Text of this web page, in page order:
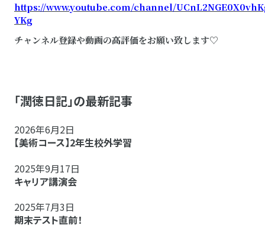
https://www.youtube.com/channel/
YKg
チャンネル登録や動画の高評価をお願い致します♡
「潤徳日記」の最新記事
2026年6月2日
【美術コース】2年生校外学習
2025年9月17日
キャリア講演会
2025年7月3日
期末テスト直前！